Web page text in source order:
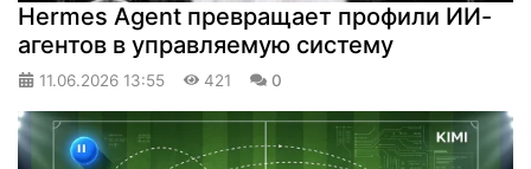
Hermes Agent превращает профили ИИ-
агентов в управляемую систему
11.06.2026 13:55 421 0